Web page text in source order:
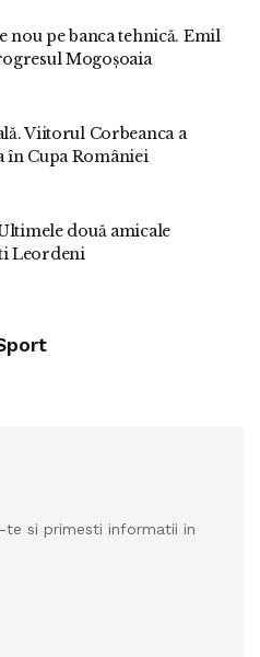
nou pe banca tehnică. Emil
Mogoșoaia
Viitorul Corbeanca a
în Cupa României
două amicale
Leordeni
te si primesti informatii in